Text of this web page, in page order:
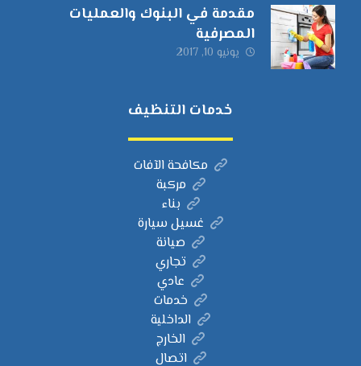
مقدمة في البنوك والعمليات
المصرفية
يونيو 10, 2017
خدمات التنظيف
مكافحة الآفات
مركبة
بناء
غسيل سيارة
صيانة
تجاري
عادي
خدمات
الداخلية
الخارج
اتصال